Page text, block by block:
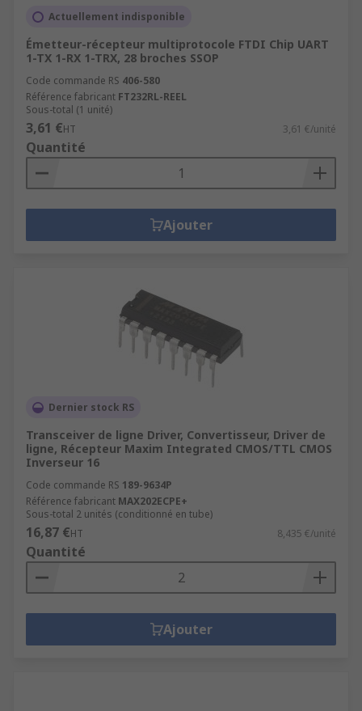
Actuellement indisponible
Émetteur-récepteur multiprotocole FTDI Chip UART
1-TX 1-RX 1-TRX, 28 broches SSOP
Code commande RS 406-580
Référence fabricant FT232RL-REEL
Sous-total (1 unité)
3,61 €HT 3,61 €/unité
Quantité
Ajouter
Dernier stock RS
Transceiver de ligne Driver, Convertisseur, Driver de
ligne, Récepteur Maxim Integrated CMOS/TTL CMOS
Inverseur 16
Code commande RS 189-9634P
Référence fabricant MAX202ECPE+
Sous-total 2 unités (conditionné en tube)
16,87 €HT 8,435 €/unité
Quantité
Ajouter